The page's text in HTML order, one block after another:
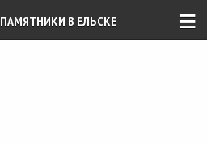
≡
ПАМЯТНИКИ В ЕЛЬСКЕ